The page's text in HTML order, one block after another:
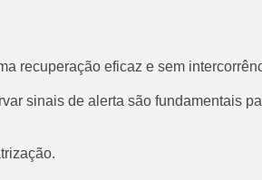
recuperação eficaz e sem
sinais de alerta são fundamentais